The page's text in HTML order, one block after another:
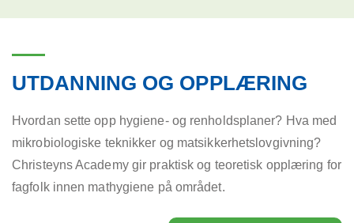
UTDANNING OG OPPLÆRING
Hvordan sette opp hygiene- og renholdsplaner? Hva med
mikrobiologiske teknikker og matsikkerhetslovgivning?
Christeyns Academy gir praktisk og teoretisk opplæring for
fagfolk innen mathygiene på området.